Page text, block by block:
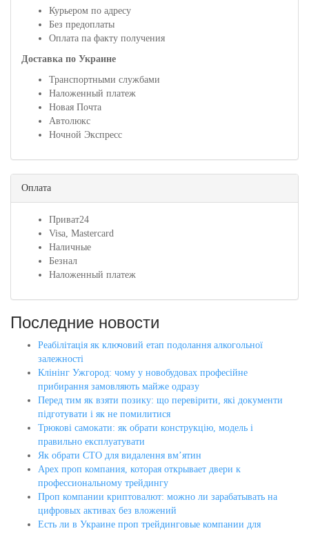
Курьером по адресу
Без предоплаты
Оплата па факту получения
Доставка по Украине
Транспортными службами
Наложенный платеж
Новая Почта
Автолюкс
Ночной Экспресс
Оплата
Приват24
Visa, Mastercard
Наличные
Безнал
Наложенный платеж
Последние новости
Реабілітація як ключовий етап подолання алкогольної
залежності
Клінінг Ужгород: чому у новобудовах професійне
прибирання замовляють майже одразу
Перед тим як взяти позику: що перевірити, які документи
підготувати і як не помилитися
Трюкові самокати: як обрати конструкцію, модель і
правильно експлуатувати
Як обрати СТО для видалення вм’ятин
Apex проп компания, которая открывает двери к
профессиональному трейдингу
Проп компании криптовалют: можно ли зарабатывать на
цифровых активах без вложений
Есть ли в Украине проп трейдинговые компании для